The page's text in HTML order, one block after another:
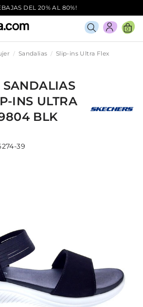
DEL 20% AL 80%!
0
Sandalias
Slip-ins Ultra Flex
SANDALIAS
INS ULTRA
BLK
39